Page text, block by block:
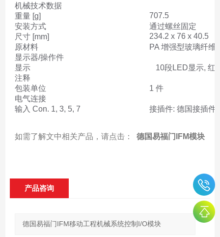
机械技术数据
重量 [g]
707.5
安装方式
通过螺丝固定
尺寸 [mm]
234.2 x 76 x 40.5
原材料
PA 增强型玻璃纤维
显示器/操作件
显示
10段LED显示, 红
注释
包装单位
1 件
电气连接
输入 Con. 1, 3, 5, 7
接插件: 德国接插件
如需了解文中相关产品，请点击： 德国易福门IFM模块
产品咨询